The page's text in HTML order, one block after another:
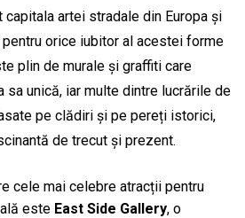
artei stradale din Europa și
orice iubitor al acestei forme
plin de murale și graffiti care
unică, iar multe dintre lucrările de
pe clădiri și pe pereți istorici,
de trecut și prezent.
cele mai celebre atracții pentru
este East Side Gallery, o